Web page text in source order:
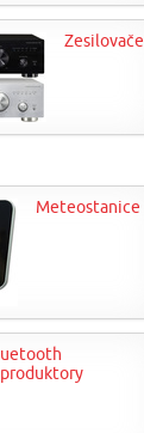
Zesilovače
Meteostanice